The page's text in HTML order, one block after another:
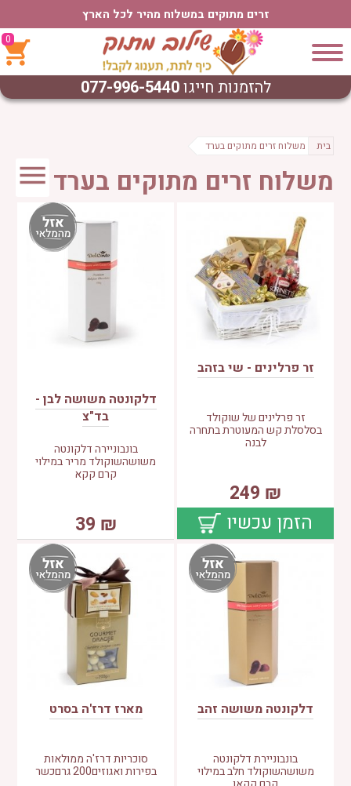
זרים מתוקים במשלוח מהיר לכל הארץ
0
להזמנות חייגו077-996-5440
בית משלוח זרים מתוקים בערד
משלוח זרים מתוקים בערד
זר פרלינים - שי בזהב
זר פרלינים של שוקולד
בסלסלת קש המעוטרת בתחרה
לבנה
₪
249
הזמן עכשיו
דלקונטה משושה לבן -
בד"צ
בונבוניירה דלקונטה
משושהשוקולד מריר במילוי
קרם קקא
₪
39
דלקונטה משושה זהב
בונבוניירת דלקונטה
משושהשוקולד חלב במילוי
מארז דרז'ה בסרט
סוכריות דרז'ה ממולאות
בפירות ואגוזים200 גרםכשר